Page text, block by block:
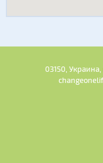
03150, Украина,